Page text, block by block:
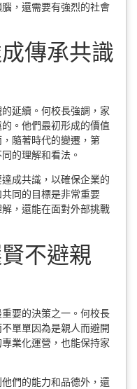
，還需要有強烈的社會
傳承共識
延續。何校長強調，家
。他們最初形成的價值
隨著時代的變遷，第
的理解和看法。
成共識，以確保企業的
同的目標是非常重要
，還能在面對外部挑戰
不避親
要的決策之一。何校長
單單因為是親人而避開
業化運營，也能保持家
們的能力和品德外，還